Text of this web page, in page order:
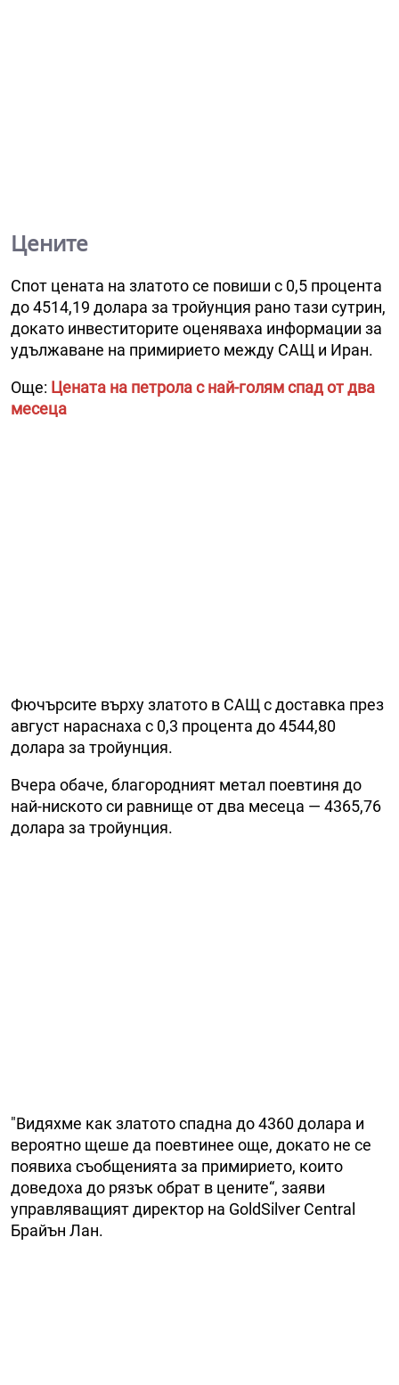
Цените
Спот цената на златото се повиши с 0,5 процента
до 4514,19 долара за тройунция рано тази сутрин,
докато инвеститорите оценяваха информации за
удължаване на примирието между САЩ и Иран.
Още: Цената на петрола с най-голям спад от два
месеца
Фючърсите върху златото в САЩ с доставка през
август нараснаха с 0,3 процента до 4544,80
долара за тройунция.
Вчера обаче, благородният метал поевтиня до
най-ниското си равнище от два месеца — 4365,76
долара за тройунция.
"Видяхме как златото спадна до 4360 долара и
вероятно щеше да поевтинее още, докато не се
появиха съобщенията за примирието, които
доведоха до рязък обрат в цените“, заяви
управляващият директор на GoldSilver Central
Брайън Лан.